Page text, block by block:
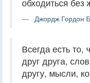
обходиться
Джордж Гордон
Всегда есть
друг друга,
другу, мысли,